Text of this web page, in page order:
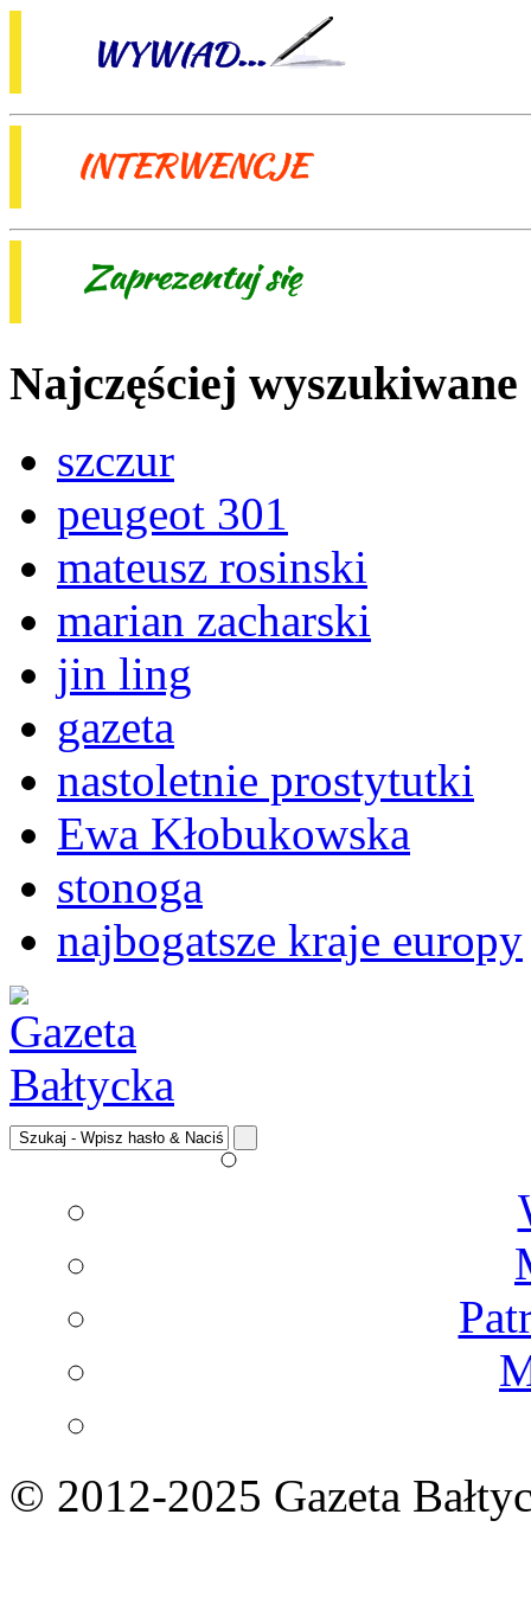
Najczęściej wyszukiwane
szczur
peugeot 301
mateusz rosinski
marian zacharski
jin ling
gazeta
nastoletnie prostytutki
Ewa Kłobukowska
stonoga
najbogatsze kraje europy
© 2012-2025 Gazeta